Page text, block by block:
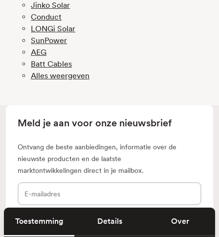
Toestemming Details Over
Jinko Solar
Conduct
LONGi Solar
SunPower
AEG
Batt Cables
Alles weergeven
Meld je aan voor onze nieuwsbrief
Ontvang de beste aanbiedingen, informatie over de
nieuwste producten en de laatste
marktontwikkelingen direct in je mailbox.
E-
mailadres